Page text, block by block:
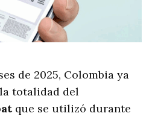
de 2025, Colombia ya
totalidad del
que se utilizó durante